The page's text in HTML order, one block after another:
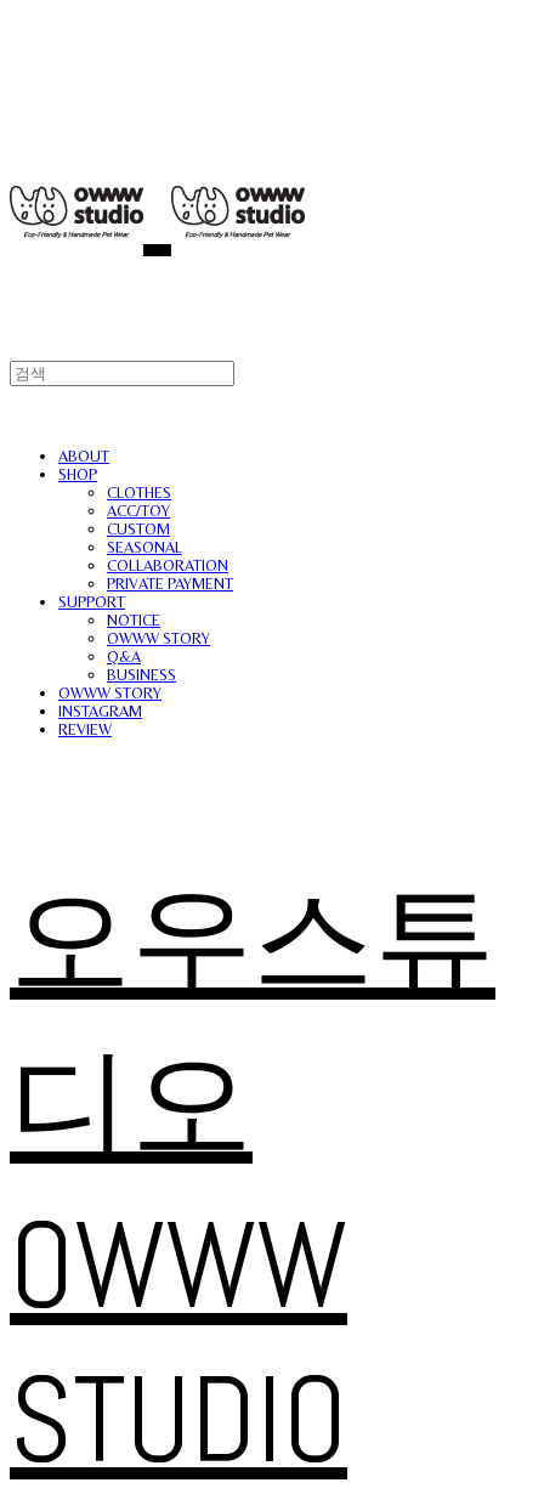
ABOUT
SHOP
CLOTHES
ACC/TOY
CUSTOM
SEASONAL
COLLABORATION
PRIVATE PAYMENT
SUPPORT
NOTICE
OWWW STORY
Q&A
BUSINESS
OWWW STORY
INSTAGRAM
REVIEW
오우스튜
디오
OWWW
STUDIO